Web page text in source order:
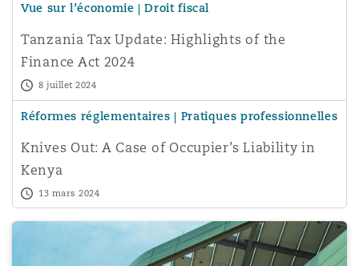
Vue sur l’économie | Droit fiscal
Tanzania Tax Update: Highlights of the
Finance Act 2024
8 juillet 2024
Réformes réglementaires | Pratiques professionnelles
Knives Out: A Case of Occupier’s Liability in
Kenya
13 mars 2024
The Revamped BBP Green Lease Toolkit - 10 Top